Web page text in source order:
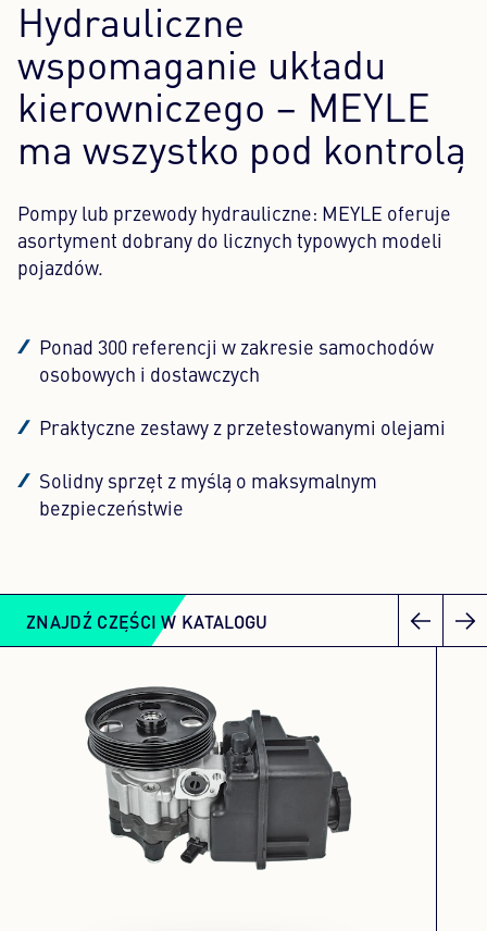
Hydrauliczne
wspomaganie układu
kierowniczego – MEYLE
ma wszystko pod kontrolą
Pompy lub przewody hydrauliczne: MEYLE oferuje
asortyment dobrany do licznych typowych modeli
pojazdów.
Ponad 300 referencji w zakresie samochodów
osobowych i dostawczych
Praktyczne zestawy z przetestowanymi olejami
Solidny sprzęt z myślą o maksymalnym
bezpieczeństwie
ZNAJDŹ CZĘŚCI W KATALOGU